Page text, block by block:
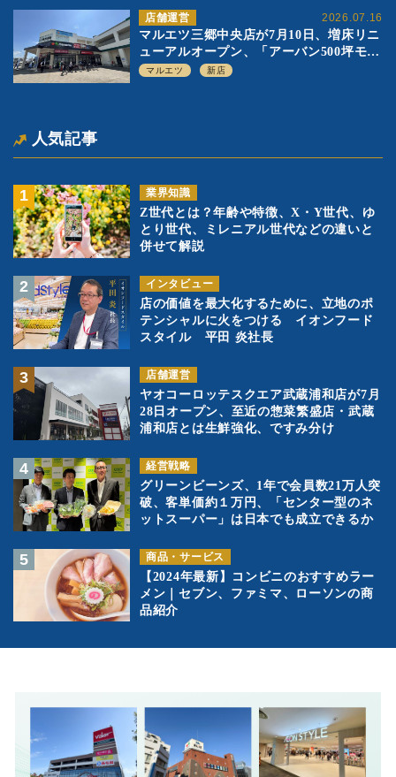
2026.07.16
店舗運営
マルエツ三郷中央店が7月10日、増床リニ
ューアルオープン、「アーバン500坪モデ
ル」の実験を集大成、駅前立地受け、寿
マルエツ 新店
人気記事
業界知識
Z世代とは？年齢や特徴、X・Y世代、ゆ
とり世代、ミレニアル世代などの違いと
併せて解説
インタビュー
店の価値を最大化するために、立地のポ
テンシャルに火をつける イオンフード
スタイル 平田 炎社長
店舗運営
ヤオコーロッテスクエア武蔵浦和店が7月
28日オープン、至近の惣菜繁盛店・武蔵
浦和店とは生鮮強化、ですみ分け
経営戦略
グリーンビーンズ、1年で会員数21万人突
破、客単価約１万円、「センター型のネ
ットスーパー」は日本でも成立できるか
商品・サービス
【2024年最新】コンビニのおすすめラー
メン｜セブン、ファミマ、ローソンの商
品紹介